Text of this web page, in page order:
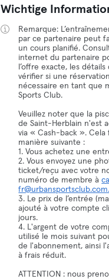
Wichtige
Remarque:
par ce partenaire peut
un cours planifié.
internet du partenaire
l’offre exacte, les
vérifier si une
nécessaire en tant que
Sports Club.
Veuillez noter que la
de Saint-Herblain n'est
via « Cash-back ».
manière suivante :
1. Vous achetez une
2. Vous envoyez une
ticket/reçu avec votre
numéro de membre à
fr@urbansportsclub.com.
3. Le prix de l’entrée
ajouté à votre compte
jours.
4. L'argent de votre
utilisé le mois suivant
de l'abonnement, ainsi
à frais réduit.
ATTENTION : nous